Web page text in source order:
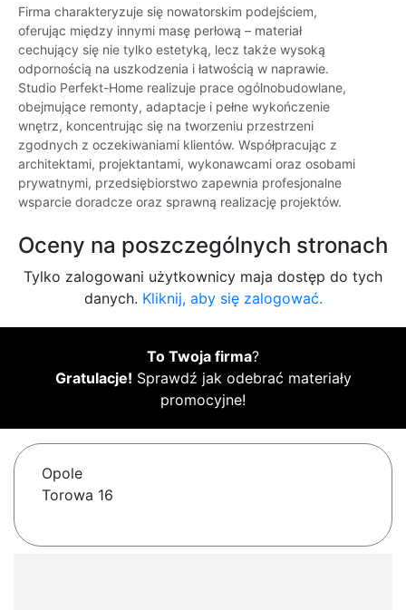
Firma charakteryzuje się nowatorskim podejściem,
oferując między innymi masę perłową – materiał
cechujący się nie tylko estetyką, lecz także wysoką
odpornością na uszkodzenia i łatwością w naprawie.
Studio Perfekt-Home realizuje prace ogólnobudowlane,
obejmujące remonty, adaptacje i pełne wykończenie
wnętrz, koncentrując się na tworzeniu przestrzeni
zgodnych z oczekiwaniami klientów. Współpracując z
architektami, projektantami, wykonawcami oraz osobami
prywatnymi, przedsiębiorstwo zapewnia profesjonalne
wsparcie doradcze oraz sprawną realizację projektów.
Oceny na poszczególnych stronach
Tylko zalogowani użytkownicy maja dostęp do tych
danych. Kliknij, aby się zalogować.
To Twoja firma?
Gratulacje! Sprawdź jak odebrać materiały
promocyjne!
Opole
Torowa 16